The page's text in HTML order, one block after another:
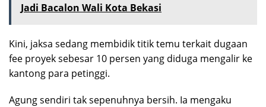
Jadi Bacalon Wali Kota Bekasi
Kini, jaksa sedang membidik titik temu terkait dugaan
fee proyek sebesar 10 persen yang diduga mengalir ke
kantong para petinggi.
Agung sendiri tak sepenuhnya bersih. Ia mengaku